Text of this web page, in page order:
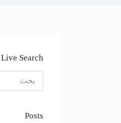
Live Search
No
results
Posts